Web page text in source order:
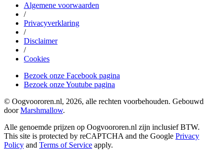
Algemene voorwaarden
/
Privacyverklaring
/
Disclaimer
/
Cookies
Bezoek onze Facebook pagina
Bezoek onze Youtube pagina
© Oogvoororen.nl, 2026, alle rechten voorbehouden. Gebouwd
doorMarshmallow.
Alle genoemde prijzen op Oogvoororen.nl zijn inclusief BTW.
This site is protected by reCAPTCHA and the Google Privacy
Policy and Terms of Service apply.